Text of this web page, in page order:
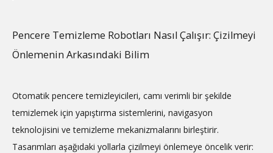
Pencere Temizleme Robotları Nasıl Çalışır: Çizilmeyi
Önlemenin Arkasındaki Bilim
Otomatik pencere temizleyicileri, camı verimli bir şekilde
temizlemek için yapıştırma sistemlerini, navigasyon
teknolojisini ve temizleme mekanizmalarını birleştirir.
Tasarımları aşağıdaki yollarla çizilmeyi önlemeye öncelik verir: